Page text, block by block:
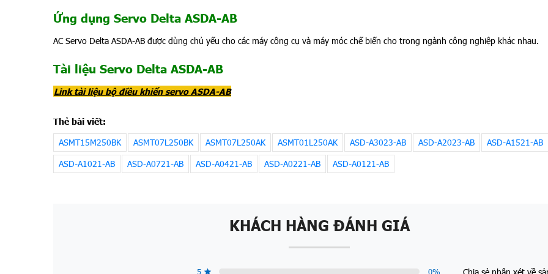
Ứng dụng Servo Delta ASDA-AB
AC Servo Delta ASDA-AB được dùng chủ yếu cho các máy công cụ và máy móc chế biến cho trong ngành công nghiệp khác nhau.
Tài liệu Servo Delta ASDA-AB
Link tài liệu bộ điều khiển servo ASDA-AB
Thẻ bài viết:
ASMT15M250BK ASMT07L250BK ASMT07L250AK ASMT01L250AK ASD-A3023-AB ASD-A2023-AB
ASD-A1521-AB
ASD-A1021-AB
ASD-A0721-AB ASD-A0421-AB ASD-A0221-AB ASD-A0121-AB
KHÁCH HÀNG ĐÁNH GIÁ
5 0%